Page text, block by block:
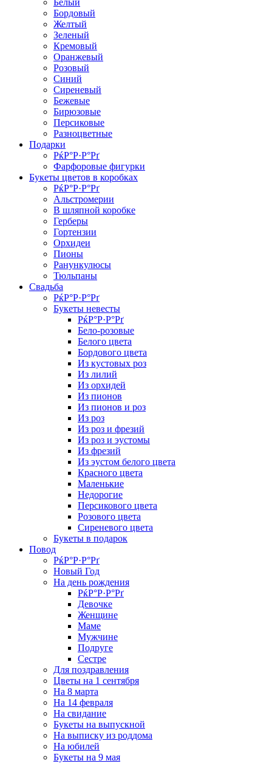
Белый
Бордовый
Желтый
Зеленый
Кремовый
Оранжевый
Розовый
Синий
Сиреневый
Бежевые
Бирюзовые
Персиковые
Разноцветные
Подарки
РќР°Р·Р°Рґ
Фарфоровые фигурки
Букеты цветов в коробках
РќР°Р·Р°Рґ
Альстромерии
В шляпной коробке
Герберы
Гортензии
Орхидеи
Пионы
Ранункулюсы
Тюльпаны
Свадьба
РќР°Р·Р°Рґ
Букеты невесты
РќР°Р·Р°Рґ
Бело-розовые
Белого цвета
Бордового цвета
Из кустовых роз
Из лилий
Из орхидей
Из пионов
Из пионов и роз
Из роз
Из роз и фрезий
Из роз и эустомы
Из фрезий
Из эустом белого цвета
Красного цвета
Маленькие
Недорогие
Персикового цвета
Розового цвета
Сиреневого цвета
Букеты в подарок
Повод
РќР°Р·Р°Рґ
Новый Год
На день рождения
РќР°Р·Р°Рґ
Девочке
Женщине
Маме
Мужчине
Подруге
Сестре
Для поздравления
Цветы на 1 сентября
На 8 марта
На 14 февраля
На свидание
Букеты на выпускной
На выписку из роддома
На юбилей
Букеты на 9 мая